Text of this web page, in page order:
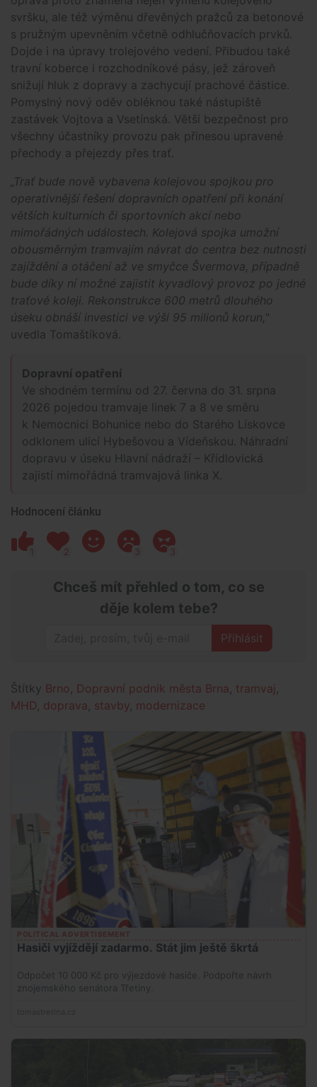
svršku, ale též výměnu dřevěných pražců za betonové
s pružným upevněním včetně odhlučňovacích prvků.
Dojde i na úpravy trolejového vedení. Přibudou také
travní koberce i rozchodníkové pásy, jež zároveň
snižují hluk z dopravy a zachycují prachové částice.
Pomyslný nový oděv obléknou také nástupiště
zastávek Vojtova a Vsetínská. Větší bezpečnost pro
všechny účastníky provozu pak přinesou upravené
přechody a přejezdy přes trať.
„Trať bude nově vybavena kolejovou spojkou pro
operativnější řešení dopravních opatření při konání
větších kulturních či sportovních akcí nebo
mimořádných událostech. Kolejová spojka umožní
obousměrným tramvajím návrat do centra bez nutnosti
zajíždění a otáčení až ve smyčce Švermova, případně
bude díky ní možné zajistit kyvadlový provoz po jedné
traťové koleji. Rekonstrukce 600 metrů dlouhého
úseku obnáší investici ve výši 95 milionů korun, "
uvedla Tomaštíková.
Dopravní opatření
Ve shodném termínu od 27. června do 31. srpna
2026 pojedou tramvaje linek 7 a 8 ve směru
k Nemocnici Bohunice nebo do Starého Lískovce
odklonem ulicí Hybešovou a Vídeňskou. Náhradní
dopravu v úseku Hlavní nádraží – Křídlovická
zajistí mimořádná tramvajová linka X.
Hodnocení článku
1 2 3 3
Chceš mít přehled o tom, co se
děje kolem tebe?
Přihlásit
Štítky Brno Dopravní podnik města Brna tramvaj
MHD doprava stavby modernizace